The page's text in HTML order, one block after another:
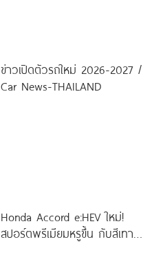
ข่าวเปิดตัวรถใหม่ 2026-2027 /
Car News-THAILAND
Honda Accord e:HEV ใหม่!
สปอร์ตพรีเมียมหรูขึ้น กับสีเทาเอ